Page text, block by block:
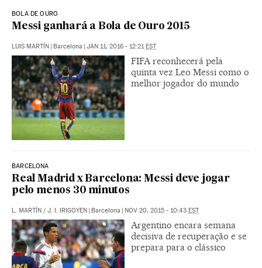
BOLA DE OURO
Messi ganhará a Bola de Ouro 2015
LUIS MARTÍN | Barcelona | JAN 11, 2016 - 12:21EST
FIFA reconhecerá pela
quinta vez Leo Messi como o
melhor jogador do mundo
BARCELONA
Real Madrid x Barcelona: Messi deve jogar
pelo menos 30 minutos
L. MARTÍN / J. I. IRIGOYEN | Barcelona | NOV 20, 2015 - 10:43 EST
Argentino encara semana
decisiva de recuperação e se
prepara para o clássico